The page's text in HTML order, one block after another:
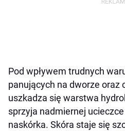
Pod wpływem trudnych
panujących na dworze oraz
uszkadza się warstwa
sprzyja nadmiernej
naskórka. Skóra staje się